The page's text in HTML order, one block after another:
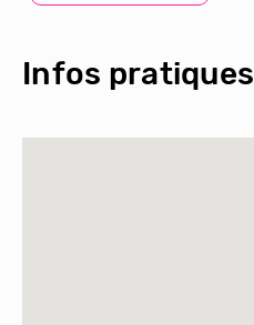
Infos pratiques